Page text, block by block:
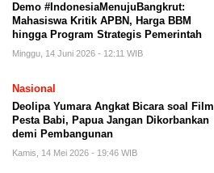
Demo #IndonesiaMenujuBangkrut:
Mahasiswa Kritik APBN, Harga BBM
hingga Program Strategis Pemerintah
Minggu, 14 Juni 2026 - 12:11 WIB
Nasional
Deolipa Yumara Angkat Bicara soal Film
Pesta Babi, Papua Jangan Dikorbankan
demi Pembangunan
Kamis, 14 Mei 2026 - 19:46 WIB